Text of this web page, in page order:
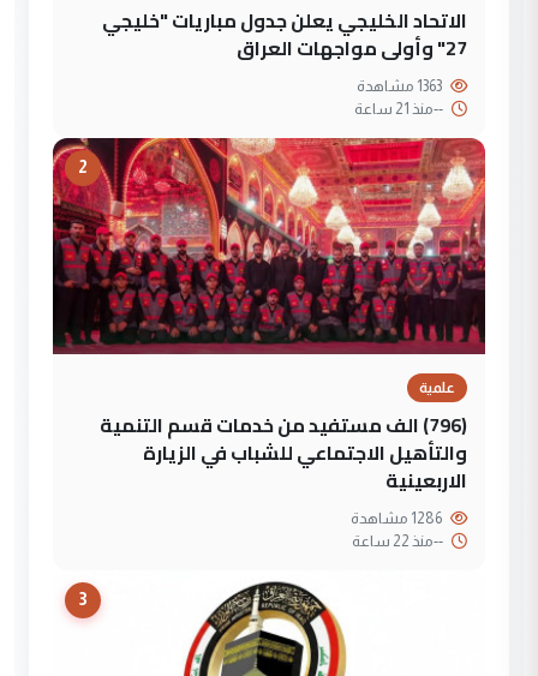
الاتحاد الخليجي يعلن جدول مباريات "خليجي
27" وأولى مواجهات العراق
--منذ 21 ساعة
2
علمية
(796) الف مستفيد من خدمات قسم التنمية
والتأهيل الاجتماعي للشباب في الزيارة
الاربعينية
--منذ 22 ساعة
3